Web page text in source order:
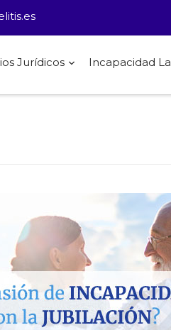
Jurídicos Incapacidad